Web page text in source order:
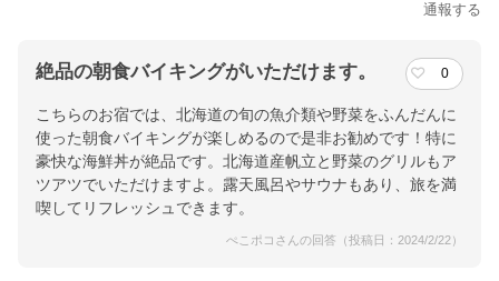
通報する
絶品の朝食バイキングがいただけます。 0
こちらのお宿では、北海道の旬の魚介類や野菜をふんだんに
使った朝食バイキングが楽しめるので是非お勧めです！特に
豪快な海鮮丼が絶品です。北海道産帆立と野菜のグリルもア
ツアツでいただけますよ。露天風呂やサウナもあり、旅を満
喫してリフレッシュできます。
ぺこポコさんの回答（投稿日：2024/2/22）